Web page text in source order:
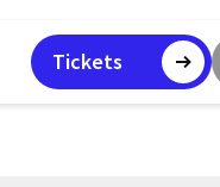
Tickets